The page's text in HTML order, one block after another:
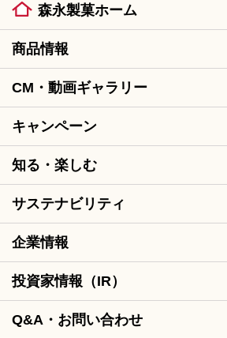
森永製菓ホーム
商品情報
CM・動画ギャラリー
キャンペーン
知る・楽しむ
サステナビリティ
企業情報
投資家情報（IR）
Q&A・お問い合わせ